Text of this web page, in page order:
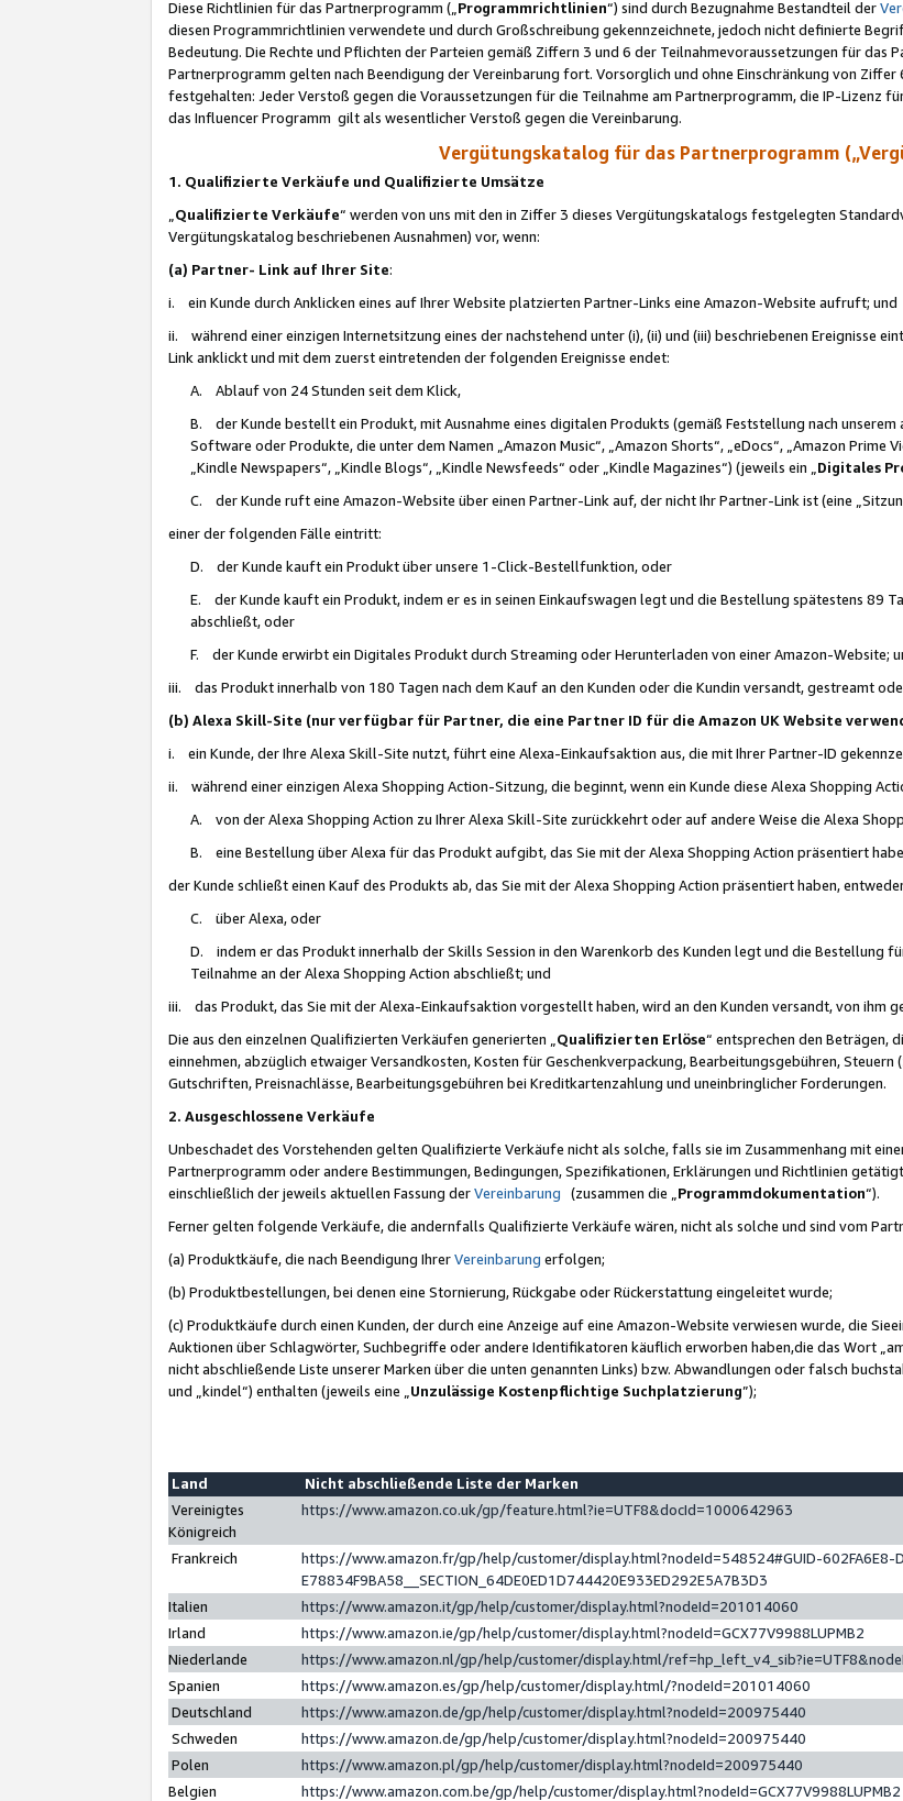
Diese Richtlinien für das Partnerprogramm („Programmrichtlinien“) sind durch Bezugnahme Bestandteil der
diesen Programmrichtlinien verwendete und durch Großschreibung gekennzeichnete, jedoch nicht definierte
Bedeutung. Die Rechte und Pflichten der Parteien gemäß Ziffern 3 und 6 der Teilnahmevoraussetzungen für das
Partnerprogramm gelten nach Beendigung der Vereinbarung fort. Vorsorglich und ohne Einschränkung von Ziffer
festgehalten: Jeder Verstoß gegen die Voraussetzungen für die Teilnahme am Partnerprogramm, die IP-Lizenz
das Influencer Programm gilt als wesentlicher Verstoß gegen die Vereinbarung.
Vergütungskatalog für das Partnerprogramm
1. Qualifizierte Verkäufe und Qualifizierte Umsätze
Qualifizierte Verkäufe“ werden von uns mit den in Ziffer 3 dieses Vergütungskatalogs festgelegten
Vergütungskatalog beschriebenen Ausnahmen) vor, wenn:
(a) Partner- Link auf Ihrer Site:
i. ein Kunde durch Anklicken eines auf Ihrer Website platzierten Partner-Links eine Amazon-Website aufruft; und
ii. während einer einzigen Internetsitzung eines der nachstehend unter (i), (ii) und (iii) beschriebenen Ereignisse
Link anklickt und mit dem zuerst eintretenden der folgenden Ereignisse endet:
A. Ablauf von 24 Stunden seit dem Klick,
B. der Kunde bestellt ein Produkt, mit Ausnahme eines digitalen Produkts (gemäß Feststellung nach
Software oder Produkte, die unter dem Namen „Amazon Music“, „Amazon Shorts“, „eDocs“, „Amazon Prime
„Kindle Newspapers“, „Kindle Blogs“, „Kindle Newsfeeds“ oder „Kindle Magazines“) (jeweils ein „ Digitales
C. der Kunde ruft eine Amazon-Website über einen Partner-Link auf, der nicht Ihr Partner-Link ist (eine
einer der folgenden Fälle eintritt:
D. der Kunde kauft ein Produkt über unsere 1-Click-Bestellfunktion, oder
E. der Kunde kauft ein Produkt, indem er es in seinen Einkaufswagen legt und die Bestellung spätestens 89
abschließt, oder
F. der Kunde erwirbt ein Digitales Produkt durch Streaming oder Herunterladen von einer Amazon-Website;
iii. das Produkt innerhalb von 180 Tagen nach dem Kauf an den Kunden oder die Kundin versandt, gestreamt
(b) Alexa Skill-Site (nur verfügbar für Partner, die eine Partner ID für die Amazon UK Website
i. ein Kunde, der Ihre Alexa Skill-Site nutzt, führt eine Alexa-Einkaufsaktion aus, die mit Ihrer Partner-ID
ii. während einer einzigen Alexa Shopping Action-Sitzung, die beginnt, wenn ein Kunde diese Alexa Shopping
A. von der Alexa Shopping Action zu Ihrer Alexa Skill-Site zurückkehrt oder auf andere Weise die Alexa
B. eine Bestellung über Alexa für das Produkt aufgibt, das Sie mit der Alexa Shopping Action präsentiert haben
der Kunde schließt einen Kauf des Produkts ab, das Sie mit der Alexa Shopping Action präsentiert haben,
C. über Alexa, oder
D. indem er das Produkt innerhalb der Skills Session in den Warenkorb des Kunden legt und die Bestellung
Teilnahme an der Alexa Shopping Action abschließt; und
iii. das Produkt, das Sie mit der Alexa-Einkaufsaktion vorgestellt haben, wird an den Kunden versandt, von ihm
Die aus den einzelnen Qualifizierten Verkäufen generierten „ Qualifizierten Erlöse“ entsprechen den Beträgen,
einnehmen, abzüglich etwaiger Versandkosten, Kosten für Geschenkverpackung, Bearbeitungsgebühren,
Gutschriften, Preisnachlässe, Bearbeitungsgebühren bei Kreditkartenzahlung und uneinbringlicher Forderungen.
2. Ausgeschlossene Verkäufe
Unbeschadet des Vorstehenden gelten Qualifizierte Verkäufe nicht als solche, falls sie im Zusammenhang mit
Partnerprogramm oder andere Bestimmungen, Bedingungen, Spezifikationen, Erklärungen und Richtlinien
einschließlich der jeweils aktuellen Fassung derVereinbarung (zusammen die „ Programmdokumentation“).
Ferner gelten folgende Verkäufe, die andernfalls Qualifizierte Verkäufe wären, nicht als solche und sind vom
(a) Produktkäufe, die nach Beendigung IhrerVereinbarung erfolgen;
(b) Produktbestellungen, bei denen eine Stornierung, Rückgabe oder Rückerstattung eingeleitet wurde;
(c) Produktkäufe durch einen Kunden, der durch eine Anzeige auf eine Amazon-Website verwiesen wurde, die
Auktionen über Schlagwörter, Suchbegriffe oder andere Identifikatoren käuflich erworben haben,die das Wort
nicht abschließende Liste unserer Marken über die unten genannten Links) bzw. Abwandlungen oder falsch
und „kindel“) enthalten (jeweils eine „ Unzulässige Kostenpflichtige Suchplatzierung”);
Land
Nicht abschließende Liste der Marken
Vereinigtes
Königreich
https://www.amazon.co.uk/gp/feature.html?ie=UTF8&docId=1000642963
Frankreich
https://www.amazon.fr/gp/help/customer/display.html?nodeId=548524#GUID-
E78834F9BA58__SECTION_64DE0ED1D744420E933ED292E5A7B3D3
Italien
https://www.amazon.it/gp/help/customer/display.html?nodeId=201014060
Irland
https://www.amazon.ie/gp/help/customer/display.html?nodeId=GCX77V9988LUPMB2
Niederlande
https://www.amazon.nl/gp/help/customer/display.html/
Spanien
https://www.amazon.es/gp/help/customer/display.html/?nodeId=201014060
Deutschland
https://www.amazon.de/gp/help/customer/display.html?nodeId=200975440
Schweden
https://www.amazon.de/gp/help/customer/display.html?nodeId=200975440
Polen
https://www.amazon.pl/gp/help/customer/display.html?nodeId=200975440
Belgien
https://www.amazon.com.be/gp/help/customer/display.html?nodeId=GCX77V9988LUPMB2